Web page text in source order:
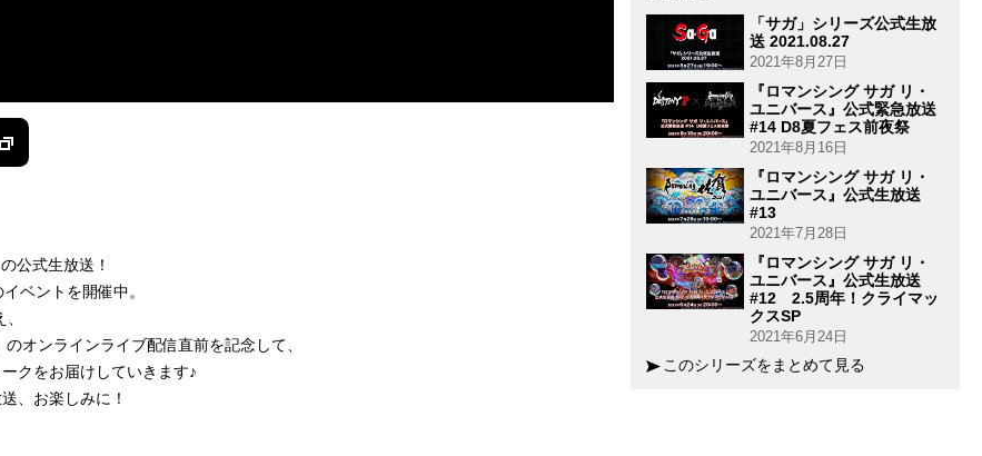
公式生放送！
ベントを開催中。
オンラインライブ配信直前を記念して、
クをお届けしていきます♪
、お楽しみに！
「サガ」シリーズ公式生放
送 2021.08.27
2021年8月27日
『ロマンシング サガ リ・
ユニバース』公式緊急放送
#14 D8夏フェス前夜祭
2021年8月16日
『ロマンシング サガ リ・
ユニバース』公式生放送
#13
2021年7月28日
『ロマンシング サガ リ・
ユニバース』公式生放送
#12 2.5周年！クライマッ
クスSP
2021年6月24日
このシリーズをまとめて見る